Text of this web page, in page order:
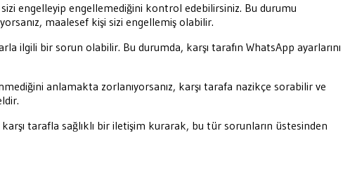
engelleyip engellemediğini kontrol edebilirsiniz. Bu durumu
maalesef kişi sizi engellemiş olabilir.
ilgili bir sorun olabilir. Bu durumda, karşı tarafın WhatsApp ayarlarını
anlamakta zorlanıyorsanız, karşı tarafa nazikçe sorabilir ve
tarafla sağlıklı bir iletişim kurarak, bu tür sorunların üstesinden